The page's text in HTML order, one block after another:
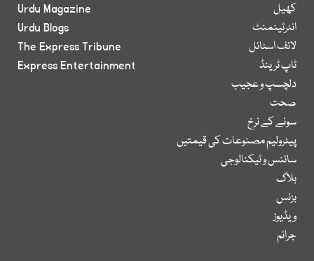
کھیل
انٹرٹینمنٹ
لائف اسٹائل
ٹاپ ٹرینڈ
دلچسپ و عجیب
صحت
سونے کے نرخ
پیٹرولیم مصنوعات کی قیمتیں
سائنس و ٹیکنالوجی
بلاگ
بزنس
ویڈیوز
جرائم
Urdu Magazine
Urdu Blogs
The Express Tribune
Express Entertainment